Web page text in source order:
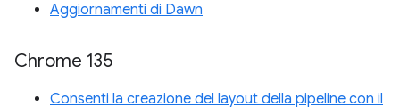
Aggiornamenti di Dawn
Chrome 135
Consenti la creazione del layout della pipeline con il